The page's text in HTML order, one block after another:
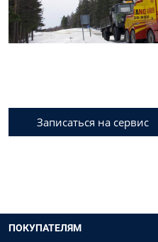
Записаться на сервис
ПОКУПАТЕЛЯМ